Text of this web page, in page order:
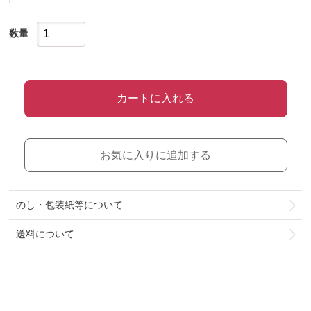
数量
カートに入れる
お気に入りに追加する
のし・包装紙等について
送料について